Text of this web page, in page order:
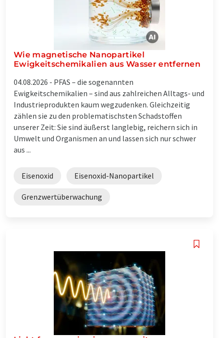
Wie magnetische Nanopartikel
Ewigkeitschemikalien aus Wasser entfernen
04.08.2026 - PFAS – die sogenannten
Ewigkeitschemikalien – sind aus zahlreichen Alltags- und
Industrieprodukten kaum wegzudenken. Gleichzeitig
zählen sie zu den problematischsten Schadstoffen
unserer Zeit: Sie sind äußerst langlebig, reichern sich in
Umwelt und Organismen an und lassen sich nur schwer
aus ...
Eisenoxid Eisenoxid-Nanopartikel
Grenzwertüberwachung